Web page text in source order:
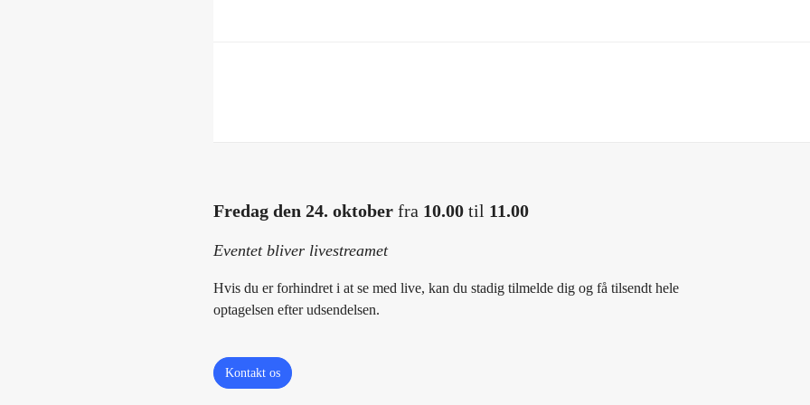
Fredag den 24. oktober fra 10.00 til 11.00
Eventet bliver livestreamet
Hvis du er forhindret i at se med live, kan du stadig tilmelde dig og få tilsendt hele
optagelsen efter udsendelsen.
Kontakt os